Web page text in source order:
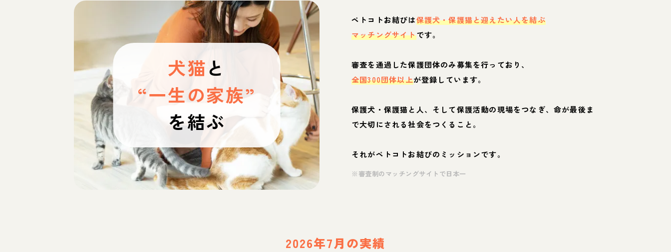
犬猫と
“一生の家族”
を結ぶ
ペトコトお結びは保護犬・保護猫と迎えたい人を結ぶ
マッチングサイトです。
審査を通過した保護団体のみ募集を行っており、
全国300団体以上が登録しています。
保護犬・保護猫と人、そして保護活動の現場をつなぎ、命が最後ま
で大切にされる社会をつくること。
それがペトコトお結びのミッションです。
※審査制のマッチングサイトで日本一
2026年7月の実績